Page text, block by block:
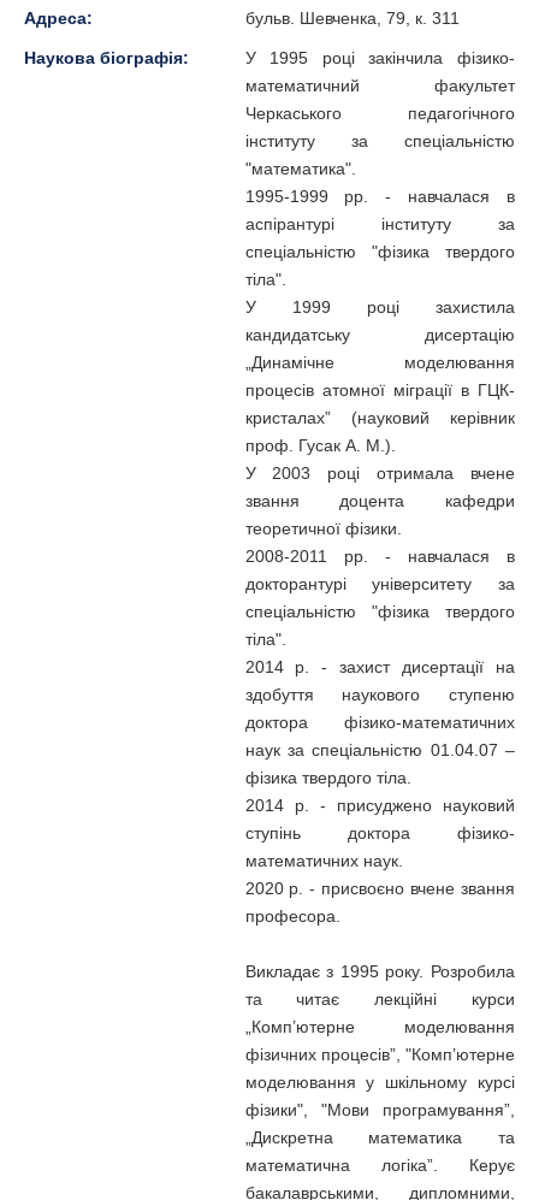
Адреса: бульв. Шевченка, 79, к. 311
Наукова біографія:
У 1995 році закінчила фізико-
математичний факультет
Черкаського педагогічного
інституту за спеціальністю
"математика".
1995-1999 рр. - навчалася в
аспірантурі інституту за
спеціальністю "фізика твердого
тіла".
У 1999 році захистила
кандидатську дисертацію
„Динамічне моделювання
процесів атомної міграції в ГЦК-
кристалах” (науковий керівник
проф. Гусак А. М.).
У 2003 році отримала вчене
звання доцента кафедри
теоретичної фізики.
2008-2011 рр. - навчалася в
докторантурі університету за
спеціальністю "фізика твердого
тіла".
2014 р. - захист дисертації на
здобуття наукового ступеню
доктора фізико-математичних
наук за спеціальністю 01.04.07 –
фізика твердого тіла.
2014 р. - присуджено науковий
ступінь доктора фізико-
математичних наук.
2020 р. - присвоєно вчене звання
професора.
Викладає з 1995 року. Розробила
та читає лекційні курси
„Комп’ютерне моделювання
фізичних процесів”, "Комп’ютерне
моделювання у шкільному курсі
фізики", "Мови програмування”,
„Дискретна математика та
математична логіка”. Керує
бакалаврськими, дипломними,